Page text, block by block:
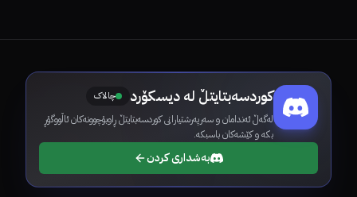
کوردسەبتایتڵ لە دیسکۆرد چالاک
لەگەڵ ئەندامان و سەرپەرشتیارانی کوردسەبتایتڵ ڕاوبۆچوونەکان ئاڵووگۆڕ
بکە و کێشەکان باسبکە.
بەشداری کردن